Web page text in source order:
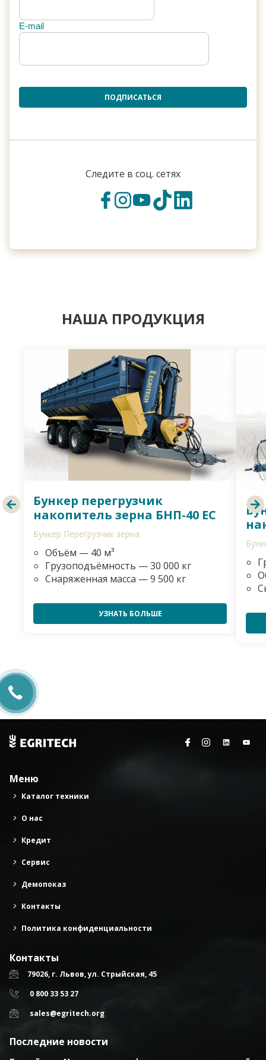
E-mail
ПОДПИСАТЬСЯ
Следите в соц. сетях
НАША ПРОДУКЦИЯ
Бункер перегрузчик
накопитель зерна БНП-40 ЕС
Бункер Перегрузчик зерна
Объём — 40 м³
Грузоподъёмность — 30 000 кг
Снаряженная масса — 9 500 кг
УЗНАТЬ БОЛЬШЕ
Меню
Каталог техники
О нас
Кредит
Сервис
Демопоказ
Контакты
Политика конфиденциальности
Контакты
79026, г. Львов, ул. Стрыйская, 45
0 800 33 53 27
sales@egritech.org
Последние новости